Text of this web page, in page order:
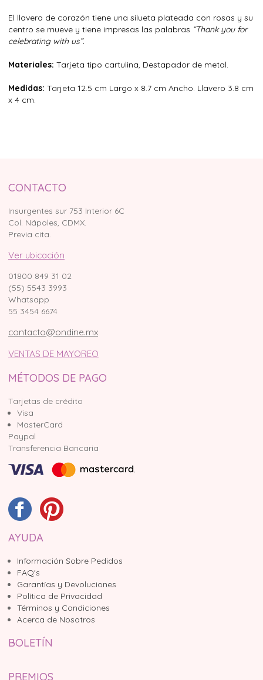
El llavero de corazón tiene una silueta plateada con rosas y su
centro se mueve y tiene impresas las palabras “Thank you for
celebrating with us”.
Materiales: Tarjeta tipo cartulina, Destapador de metal.
Medidas: Tarjeta 12.5 cm Largo x 8.7 cm Ancho. Llavero 3.8 cm
x 4 cm.
CONTACTO
Insurgentes sur 753 Interior 6C
Col. Nápoles, CDMX.
Previa cita.
Ver ubicación
01800 849 31 02
(55) 5543 3993
Whatsapp
55 3454 6674
contacto@ondine.mx
VENTAS DE MAYOREO
MÉTODOS DE PAGO
Tarjetas de crédito
Visa
MasterCard
Paypal
Transferencia Bancaria
AYUDA
Información Sobre Pedidos
FAQ's
Garantías y Devoluciones
Política de Privacidad
Términos y Condiciones
Acerca de Nosotros
BOLETÍN
PREMIOS